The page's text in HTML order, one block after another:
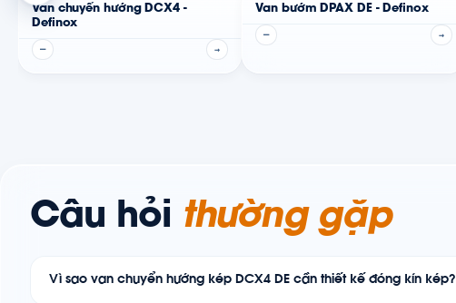
Van chuyển hướng DCX4 -
Definox
— →
Van bướm DPAX DE - Definox
— →
Câu hỏi thường gặp
Vì sao van chuyển hướng kép DCX4 DE cần thiết kế đóng kín kép?